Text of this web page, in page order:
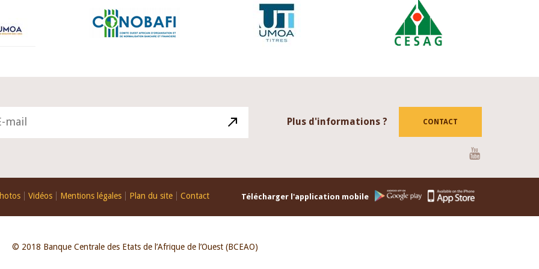
Plus d'informations ? CONTACT
Vidéos Mentions légales Plan du site Contact Télécharger l'application mobile
© 2018 Banque Centrale des Etats de l’Afrique de l’Ouest (BCEAO)